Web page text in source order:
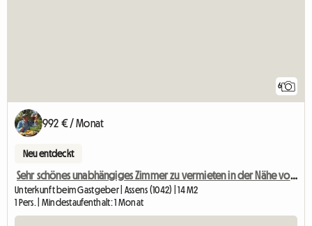
6
992 € / Monat
Neu entdeckt
Sehr schönes unabhängiges Zimmer zu vermieten in der Nähe von Lausanne
Unterkunft beim Gastgeber | Assens (1042) | 14 M2
1 Pers. | Mindestaufenthalt: 1 Monat